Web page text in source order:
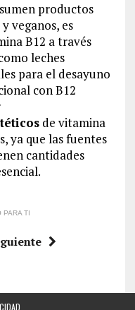
productos
veganos, es
B12 a través
leches
para el desayuno
con B12
de vitamina
ya que las fuentes
cantidades
PARA TI